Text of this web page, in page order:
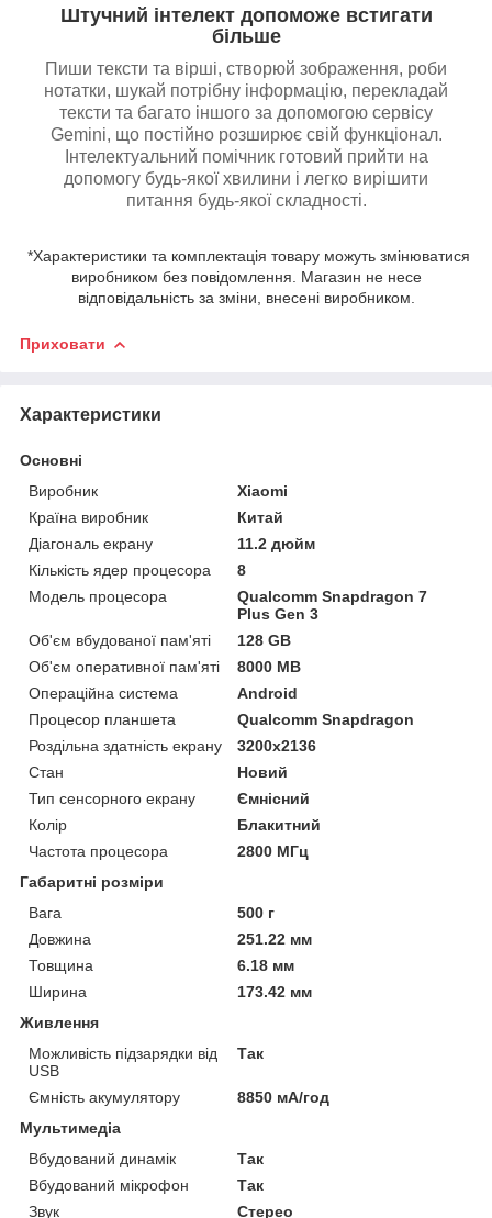
Штучний інтелект допоможе встигати
більше
Пиши тексти та вірші, створюй зображення, роби
нотатки, шукай потрібну інформацію, перекладай
тексти та багато іншого за допомогою сервісу
Gemini, що постійно розширює свій функціонал.
Інтелектуальний помічник готовий прийти на
допомогу будь-якої хвилини і легко вирішити
питання будь-якої складності.
*Характеристики та комплектація товару можуть змінюватися
виробником без повідомлення. Магазин не несе
відповідальність за зміни, внесені виробником.
Приховати
Характеристики
Основні
Виробник
Xiaomi
Країна виробник
Китай
Діагональ екрану
11.2 дюйм
Кількість ядер процесора
8
Модель процесора
Qualcomm Snapdragon 7
Plus Gen 3
Об'єм вбудованої пам'яті
128 GB
Об'єм оперативної пам'яті
8000 MB
Операційна система
Android
Процесор планшета
Qualcomm Snapdragon
Роздільна здатність екрану
3200x2136
Стан
Новий
Тип сенсорного екрану
Ємнісний
Колір
Блакитний
Частота процесора
2800 МГц
Габаритні розміри
Вага
500 г
Довжина
251.22 мм
Товщина
6.18 мм
Ширина
173.42 мм
Живлення
Можливість підзарядки від
USB
Так
Ємність акумулятору
8850 мА/год
Мультимедіа
Вбудований динамік
Так
Вбудований мікрофон
Так
Звук
Стерео